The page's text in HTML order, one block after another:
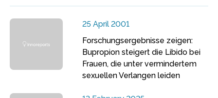
25 April 2001
Forschungsergebnisse zeigen:
Bupropion steigert die Libido bei
Frauen, die unter vermindertem
sexuellen Verlangen leiden